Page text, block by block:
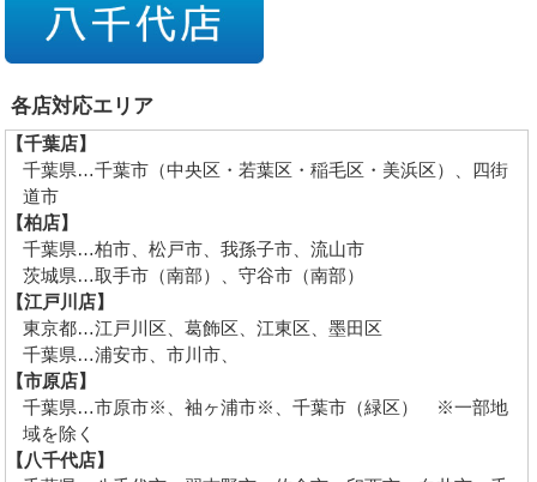
各店対応エリア
【千葉店】
千葉県…千葉市（中央区・若葉区・稲毛区・美浜区）、四街
道市
【柏店】
千葉県…柏市、松戸市、我孫子市、流山市
茨城県…取手市（南部）、守谷市（南部）
【江戸川店】
東京都…江戸川区、葛飾区、江東区、墨田区
千葉県…浦安市、市川市、
【市原店】
千葉県…市原市※、袖ヶ浦市※、千葉市（緑区） ※一部地
域を除く
【八千代店】